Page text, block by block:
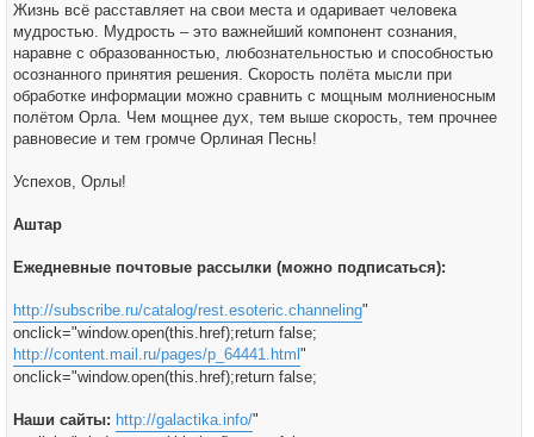
Жизнь всё расставляет на свои места и одаривает человека
мудростью. Мудрость – это важнейший компонент сознания,
наравне с образованностью, любознательностью и способностью
осознанного принятия решения. Скорость полёта мысли при
обработке информации можно сравнить с мощным молниеносным
полётом Орла. Чем мощнее дух, тем выше скорость, тем прочнее
равновесие и тем громче Орлиная Песнь!
Успехов, Орлы!
Аштар
Ежедневные почтовые рассылки (можно подписаться):
http://subscribe.ru/catalog/rest.esoteric.channeling"
onclick="window.open(this.href);return false;
http://content.mail.ru/pages/p_64441.html "
onclick="window.open(this.href);return false;
Наши сайты: http://galactika.info/"